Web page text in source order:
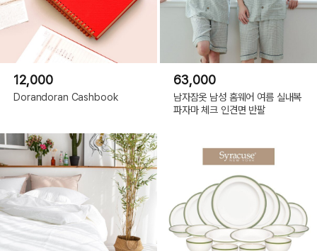
12,000
Dorandoran Cashbook
63,000
남자잠옷 남성 홈웨어 여름 실내복
파자마 체크 인견면 반팔